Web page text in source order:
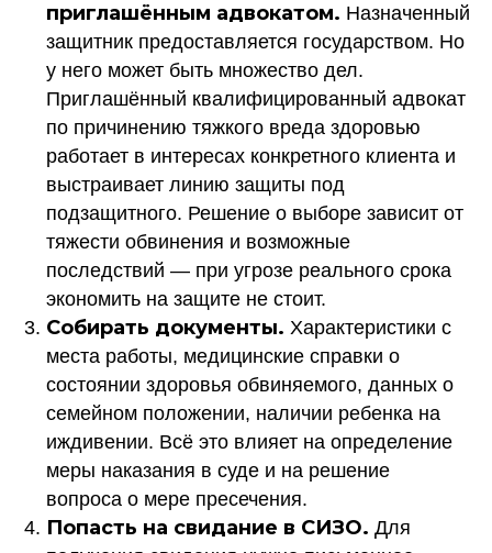
приглашённым адвокатом. Назначенный
защитник предоставляется государством. Но
у него может быть множество дел.
Приглашённый квалифицированный адвокат
по причинению тяжкого вреда здоровью
работает в интересах конкретного клиента и
выстраивает линию защиты под
подзащитного. Решение о выборе зависит от
тяжести обвинения и возможные
последствий — при угрозе реального срока
экономить на защите не стоит.
Собирать документы. Характеристики с
места работы, медицинские справки о
состоянии здоровья обвиняемого, данных о
семейном положении, наличии ребенка на
иждивении. Всё это влияет на определение
меры наказания в суде и на решение
вопроса о мере пресечения.
Попасть на свидание в СИЗО. Для